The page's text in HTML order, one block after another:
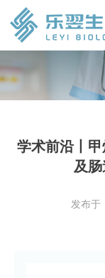
学术前沿丨
及
发布于